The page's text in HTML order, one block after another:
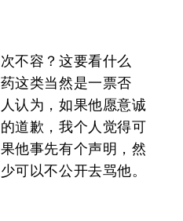
不容？这要看什么
这类当然是一票否
认为，如果他愿意诚
道歉，我个人觉得可
他事先有个声明，然
可以不公开去骂他。